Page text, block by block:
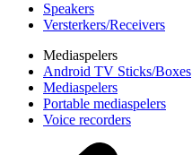
Speakers
Versterkers/Receivers
Mediaspelers
Android TV Sticks/Boxes
Mediaspelers
Portable mediaspelers
Voice recorders